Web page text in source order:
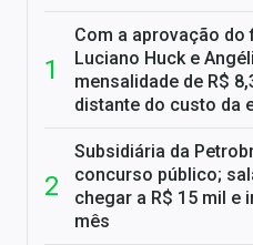
Com a aprovação do
Luciano Huck e
mensalidade de R$
distante do custo da
Subsidiária da
concurso público;
chegar a R$ 15 mil e
mês